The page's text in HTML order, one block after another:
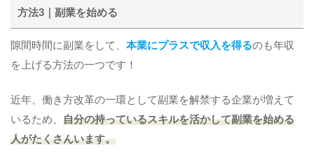
方法3｜副業を始める
隙間時間に副業をして、 本業にプラスで収入を得るのも年収
を上げる方法の一つです！
近年、働き方改革の一環として副業を解禁する企業が増えて
いるため、 自分の持っているスキルを活かして副業を始める
人がたくさんいます。